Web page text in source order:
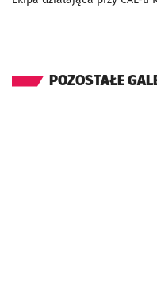
POZOSTAŁE